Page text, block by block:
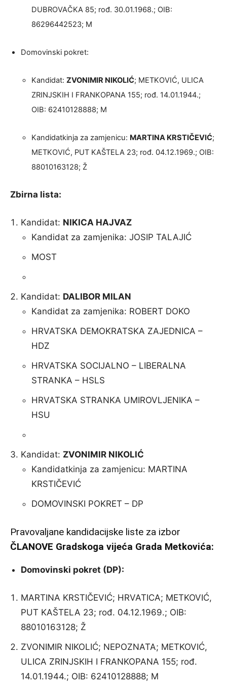
DUBROVAČKA 85; rođ. 30.01.1968.; OIB:
86296442523; M
Domovinski pokret:
Kandidat: ZVONIMIR NIKOLIĆ; METKOVIĆ, ULICA
ZRINJSKIH I FRANKOPANA 155; rođ. 14.01.1944.;
OIB: 62410128888; M
Kandidatkinja za zamjenicu: MARTINA KRSTIČEVIĆ;
METKOVIĆ, PUT KAŠTELA 23; rođ. 04.12.1969.; OIB:
88010163128; Ž
Zbirna lista:
Kandidat: NIKICA HAJVAZ
Kandidat za zamjenika: JOSIP TALAJIĆ
MOST
Kandidat: DALIBOR MILAN
Kandidat za zamjenika: ROBERT DOKO
HRVATSKA DEMOKRATSKA ZAJEDNICA –
HDZ
HRVATSKA SOCIJALNO – LIBERALNA
STRANKA – HSLS
HRVATSKA STRANKA UMIROVLJENIKA –
HSU
Kandidat: ZVONIMIR NIKOLIĆ
Kandidatkinja za zamjenicu: MARTINA
KRSTIČEVIĆ
DOMOVINSKI POKRET – DP
Pravovaljane kandidacijske liste za izbor
ČLANOVE Gradskoga vijeća Grada Metkovića:
Domovinski pokret (DP):
MARTINA KRSTIČEVIĆ; HRVATICA; METKOVIĆ,
PUT KAŠTELA 23; rođ. 04.12.1969.; OIB:
88010163128; Ž
ZVONIMIR NIKOLIĆ; NEPOZNATA; METKOVIĆ,
ULICA ZRINJSKIH I FRANKOPANA 155; rođ.
14.01.1944.; OIB: 62410128888; M